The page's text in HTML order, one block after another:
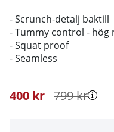
- Scrunch-detalj baktill
- Tummy control -
- Squat proof
- Seamless
799kr
400 kr